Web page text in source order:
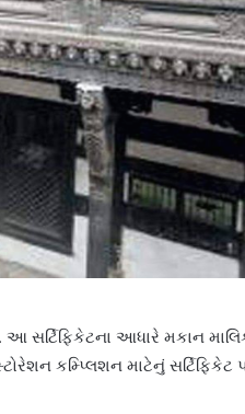
આ સર્ટિફિકેટના આધારે મકાન
કમ્પ્લિશન માટેનું